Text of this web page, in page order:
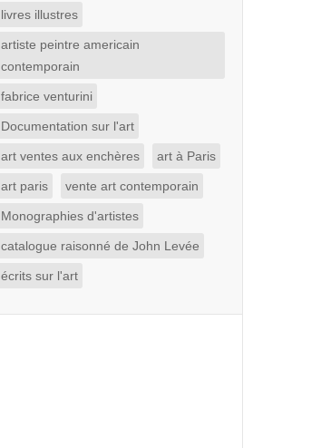
livres illustres
artiste peintre americain
contemporain
fabrice venturini
Documentation sur l'art
art ventes aux enchères art à Paris
art paris vente art contemporain
Monographies d'artistes
catalogue raisonné de John Levée
écrits sur l'art